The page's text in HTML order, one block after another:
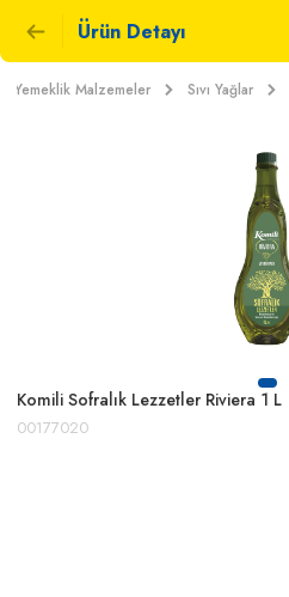
Ürün Detayı
Yemeklik Malzemeler Sıvı Yağlar
Komili Sofralık Lezzetler Riviera 1 L
00177020